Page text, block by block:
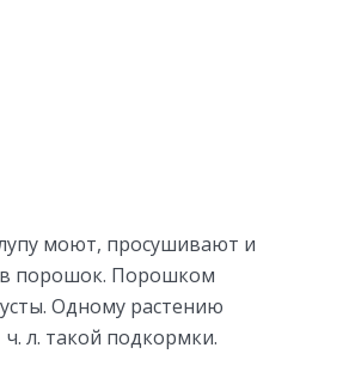
моют, просушивают и
порошок. Порошком
Одному растению
ч. л. такой подкормки.